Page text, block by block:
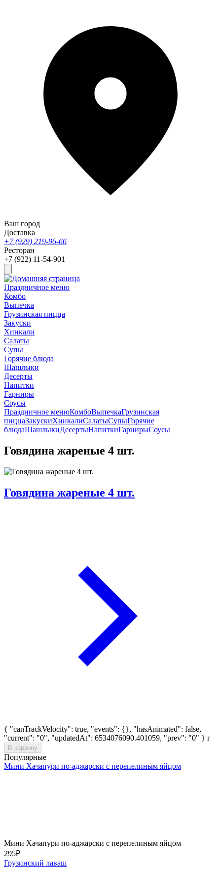
Ваш город
Доставка
+7 (929) 219-96-66
Ресторан
+7 (922) 11-54-901
Праздничное меню
Комбо
Выпечка
Грузинская пицца
Закуски
Хинкали
Салаты
Супы
Горячие блюда
Шашлыки
Десерты
Напитки
Гарниры
Соусы
Праздничное менюКомбоВыпечкаГрузинская
пиццаЗакускиХинкалиСалатыСупыГорячие
блюдаШашлыкиДесертыНапиткиГарнирыСоусы
Говядина жареные 4 шт.
Говядина жареные 4 шт.
{ "canTrackVelocity": true, "events": {}, "hasAnimated": false,
"current": "0", "updatedAt": 6534076090.401059, "prev": "0" } г
В корзину
Популярные
Мини Хачапури по-аджарски с перепелиным яйцом
Мини Хачапури по-аджарски с перепелиным яйцом
295₽
Грузинский лаваш